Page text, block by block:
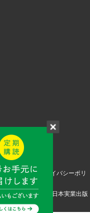
い合わせ
プライバシーポリ
テック／株式会社日本実業出版